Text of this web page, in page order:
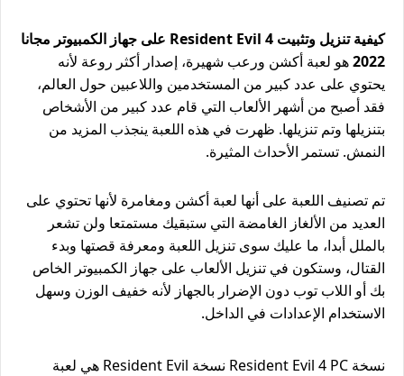
كيفية تنزيل وتثبيت Resident Evil 4 على جهاز الكمبيوتر مجانا
2022هو لعبة أكشن ورعب شهيرة، إصدار أكثر روعة لأنه
يحتوي على عدد كبير من المستخدمين واللاعبين حول العالم،
فقد أصبح من أشهر الألعاب التي قام عدد كبير من الأشخاص
بتنزيلها وتم تنزيلها. ظهرت في هذه اللعبة ينجذب المزيد من
النمش. تستمر الأحداث المثيرة.
تم تصنيف اللعبة على أنها لعبة أكشن ومغامرة لأنها تحتوي على
العديد من الألغاز الغامضة التي ستبقيك مستمتعا ولن تشعر
بالملل أبدا، ما عليك سوى تنزيل اللعبة ومعرفة قصتها وبدء
القتال، وستكون في تنزيل الألعاب على جهاز الكمبيوتر الخاص
بك أو اللاب توب دون الإضرار بالجهاز لأنه خفيف الوزن وسهل
الاستخدام الإعدادات في الداخل.
نسخة Resident Evil 4 PC نسخة Resident Evil هي لعبة